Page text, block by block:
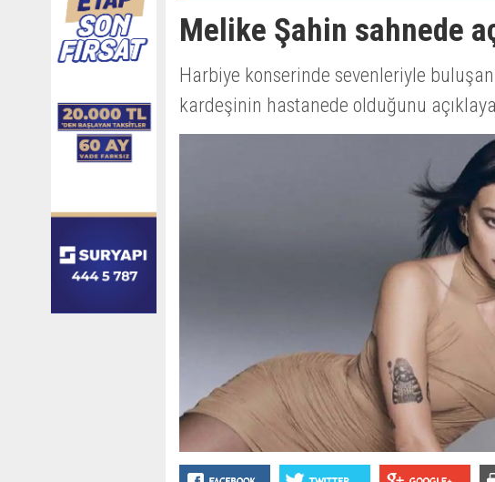
Melike Şahin sahnede
Harbiye konserinde sevenleriyle
kardeşinin hastanede olduğunu